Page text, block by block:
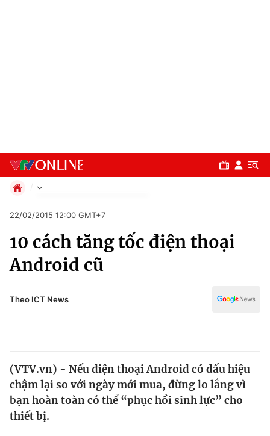
Chuyên mục
Chính trị
Y tế
Thế giới
Xã hội
Pháp luật
Thể thao
Văn hóa - Giải trí
Giáo dục
22/02/2015 12:00 GMT+7
10 cách tăng tốc điện thoại
Android cũ
Theo ICT News
(VTV.vn) - Nếu điện thoại Android có dấu hiệu
chậm lại so với ngày mới mua, đừng lo lắng vì
bạn hoàn toàn có thể “phục hồi sinh lực” cho
thiết bị.